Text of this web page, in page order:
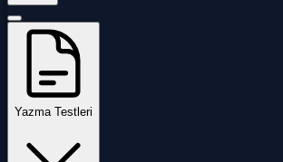
Yazma Testleri